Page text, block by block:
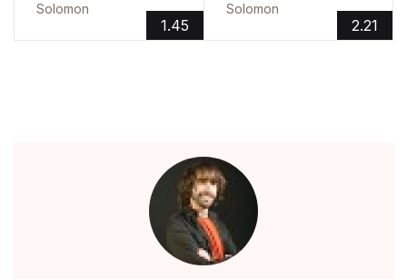
Solomon
1.45
Solomon
2.21